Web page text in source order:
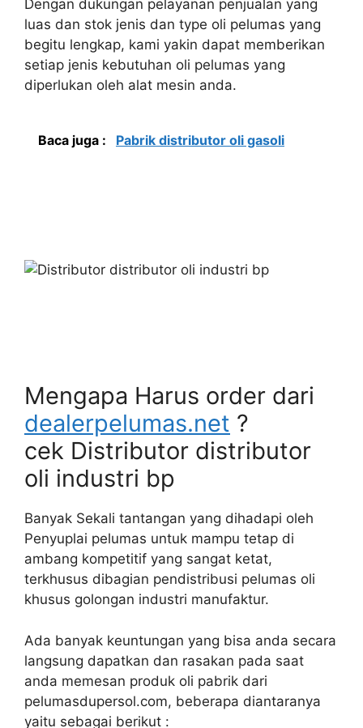
Dengan dukungan pelayanan penjualan yang
luas dan stok jenis dan type oli pelumas yang
begitu lengkap, kami yakin dapat memberikan
setiap jenis kebutuhan oli pelumas yang
diperlukan oleh alat mesin anda.
Baca juga : Pabrik distributor oli gasoli
Mengapa Harus order dari
dealerpelumas.net ?
cek Distributor distributor
oli industri bp
Banyak Sekali tantangan yang dihadapi oleh
Penyuplai pelumas untuk mampu tetap di
ambang kompetitif yang sangat ketat,
terkhusus dibagian pendistribusi pelumas oli
khusus golongan industri manufaktur.
Ada banyak keuntungan yang bisa anda secara
langsung dapatkan dan rasakan pada saat
anda memesan produk oli pabrik dari
pelumasdupersol.com, beberapa diantaranya
yaitu sebagai berikut :